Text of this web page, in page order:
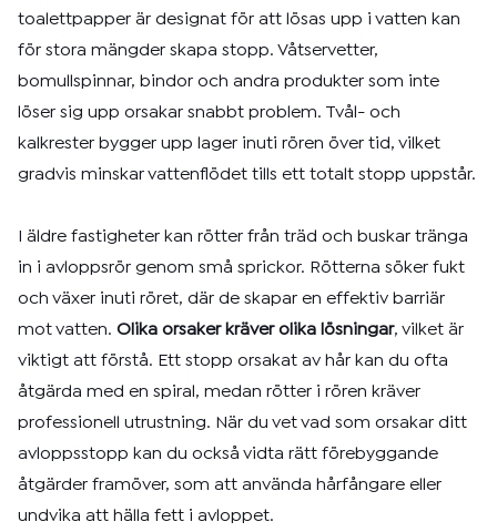
toalettpapper är designat för att lösas upp i vatten kan
för stora mängder skapa stopp. Våtservetter,
bomullspinnar, bindor och andra produkter som inte
löser sig upp orsakar snabbt problem. Tvål- och
kalkrester bygger upp lager inuti rören över tid, vilket
gradvis minskar vattenflödet tills ett totalt stopp uppstår.
I äldre fastigheter kan rötter från träd och buskar tränga
in i avloppsrör genom små sprickor. Rötterna söker fukt
och växer inuti röret, där de skapar en effektiv barriär
mot vatten. Olika orsaker kräver olika lösningar, vilket är
viktigt att förstå. Ett stopp orsakat av hår kan du ofta
åtgärda med en spiral, medan rötter i rören kräver
professionell utrustning. När du vet vad som orsakar ditt
avloppsstopp kan du också vidta rätt förebyggande
åtgärder framöver, som att använda hårfångare eller
undvika att hälla fett i avloppet.